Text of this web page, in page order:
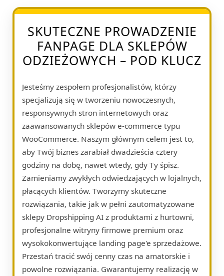
SKUTECZNE PROWADZENIE
FANPAGE DLA SKLEPÓW
ODZIEŻOWYCH – POD KLUCZ
Jesteśmy zespołem profesjonalistów, którzy
specjalizują się w tworzeniu nowoczesnych,
responsywnych stron internetowych oraz
zaawansowanych sklepów e-commerce typu
WooCommerce. Naszym głównym celem jest to,
aby Twój biznes zarabiał dwadzieścia cztery
godziny na dobę, nawet wtedy, gdy Ty śpisz.
Zamieniamy zwykłych odwiedzających w lojalnych,
płacących klientów. Tworzymy skuteczne
rozwiązania, takie jak w pełni zautomatyzowane
sklepy Dropshipping AI z produktami z hurtowni,
profesjonalne witryny firmowe premium oraz
wysokokonwertujące landing page'e sprzedażowe.
Przestań tracić swój cenny czas na amatorskie i
powolne rozwiązania. Gwarantujemy realizację w